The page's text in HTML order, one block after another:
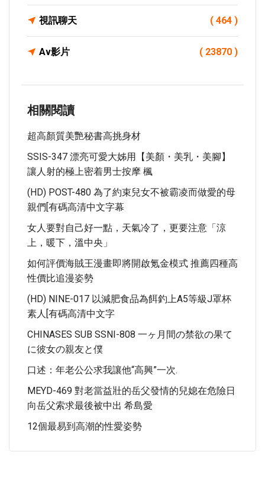
視訊聊天 ( 464 )
Av影片 ( 23870 )
相關閱讀
超高顏質美艷秘書高挑身材
SSIS-347 漂亮可愛大姊用【美顏・美乳・美腳】
讓人射的極上密着男士按摩 楓
(HD) POST-480 為了約束兒女不被霸凌而做愛的母
親們[有碼高清中文字幕
女人要對自己好一點，天氣冷了，更要注意「涼
上，暖下，溫中央」
如何評價海賊王漫畫即將開啟氪金模式 推薦四種高
性價比追漫姿勢
(HD) NINE-017 以減肥食品為餌釣上A5等級J罩杯
素人[有碼高清中文字
CHINASES SUB SSNI-808 一ヶ月間の禁欲の果て
に彼女の親友と僕
口述：年老公公求我讓他“高興”一次.
MEYD-469 對老當益壯的岳父發情的兒媳在危險日
向岳父索求最後被中出 希島愛
12個最易到高潮的性愛姿勢